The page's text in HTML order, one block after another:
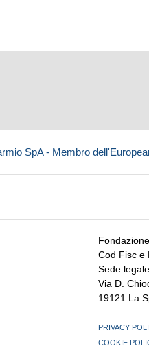
SpA - Membro
Cod Fisc e
Sede
Via D.
19121 La
PRIVACY
COOKIE